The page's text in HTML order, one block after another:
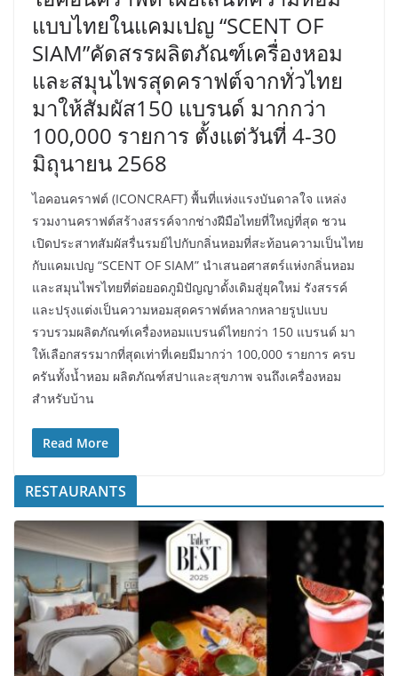
แบบไทยในแคมเปญ “SCENT OF
SIAM”คัดสรรผลิตภัณฑ์เครื่องหอม
และสมุนไพรสุดคราฟต์จากทั่วไทย
มาให้สัมผัส150 แบรนด์ มากกว่า
100,000 รายการ ตั้งแต่วันที่ 4-30
มิถุนายน 2568
ไอคอนคราฟต์ (ICONCRAFT) พื้นที่แห่งแรงบันดาลใจ แหล่ง
รวมงานคราฟต์สร้างสรรค์จากช่างฝีมือไทยที่ใหญ่ที่สุด ชวน
เปิดประสาทสัมผัสรื่นรมย์ไปกับกลิ่นหอมที่สะท้อนความเป็นไทย
กับแคมเปญ “SCENT OF SIAM” นำเสนอศาสตร์แห่งกลิ่นหอม
และสมุนไพรไทยที่ต่อยอดภูมิปัญญาดั้งเดิมสู่ยุคใหม่ รังสรรค์
และปรุงแต่งเป็นความหอมสุดคราฟต์หลากหลายรูปแบบ
รวบรวมผลิตภัณฑ์เครื่องหอมแบรนด์ไทยกว่า 150 แบรนด์ มา
ให้เลือกสรรมากที่สุดเท่าที่เคยมีมากว่า 100,000 รายการ ครบ
ครันทั้งน้ำหอม ผลิตภัณฑ์สปาและสุขภาพ จนถึงเครื่องหอม
สำหรับบ้าน
Read More
RESTAURANTS